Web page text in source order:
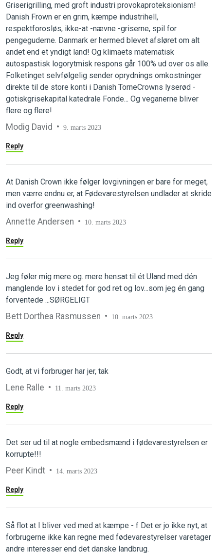
Griserigrilling, med groft industri provokaproteksionism!
Danish Frown er en grim, kæmpe industrihell,
respektforosløs, ikke-at -nævne -griserne, spil for
pengeguderne. Danmark er hermed blevet afsløret om alt
andet end et yndigt land! Og klimaets matematisk
autospastisk logorytmisk respons går 100% ud over os alle.
Folketinget selvfølgelig sender oprydnings omkostninger
direkte til de store konti i Danish TorneCrowns lyserød -
gotiskgrisekapital katedrale Fonde... Og veganerne bliver
flere og flere!
Modig David 9. marts 2023
Reply
At Danish Crown ikke følger lovgivningen er bare for meget,
men værre endnu er, at Fødevarestyrelsen undlader at skride
ind overfor greenwashing!
Annette Andersen 10. marts 2023
Reply
Jeg føler mig mere og. mere hensat til ét Uland med dén
manglende lov i stedet for god ret og lov...som jeg én gang
forventede ...SØRGELIGT
Bett Dorthea Rasmussen 10. marts 2023
Reply
Godt, at vi forbruger har jer, tak
Lene Ralle 11. marts 2023
Reply
Det ser ud til at nogle embedsmænd i fødevarestyrelsen er
korrupte!!!
Peer Kindt 14. marts 2023
Reply
Så flot at I bliver ved med at kæmpe - f Det er jo ikke nyt, at
forbrugerne ikke kan regne med fødevarestyrelser varetager
andre interesser end det danske landbrug.